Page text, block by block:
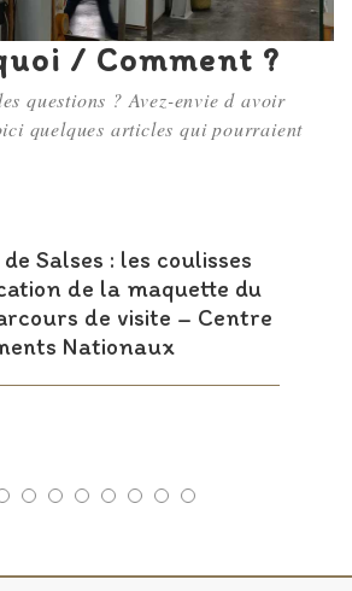
/ Comment ?
questions ? Avez-envie d avoir
quelques articles qui pourraient
Salses : les coulisses
de la maquette du
de visite – Centre
Nationaux